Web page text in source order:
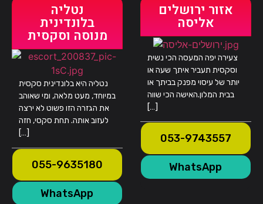
נטליה
בלונדינית
מנוסה וסקסית
נטליה היא בלונדינית סקסית
במיוחד, מעט מלאה, ומי שאוהב
את הגזרה הזו פשוט לא ירצה
לעזוב אותה. תחת סקסי, חזה
[…]
055-9635180
WhatsApp
אזור ירושלים
אליסה
צעירה יפה המעסה הכי נשית
וסקסית תעביר איתך שעה או
יותר של עיסוי מפנק בביתך או
בבית המלון.האישה הכי שווה
[…]
053-9743557
WhatsApp